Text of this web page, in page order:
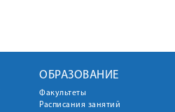
ОБРАЗОВАНИЕ
Факультеты
Расписания занятий